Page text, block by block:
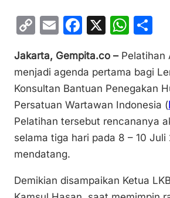
C
p
y
Li
n
k
E
ai
l
F
c
e
b
o
o
X
W
at
s
A
p
p
ar
e
Jakarta, Gempita.co – Pelatihan
menjadi agenda pertama bagi
Konsultan Bantuan Penegakan
Persatuan Wartawan Indonesia (
Pelatihan tersebut rencananya
selama tiga hari pada 8 – 10 Juli
mendatang.
Demikian disampaikan Ketua